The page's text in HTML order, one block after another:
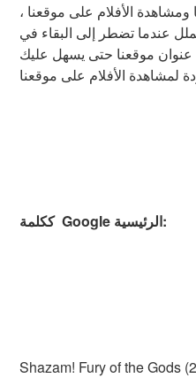
الأفلام على موقعنا ،
عندما تضطر إلى البقاء في
عنوان موقعنا حتى يسهل عليك
ككلمة Google الرئيسية: